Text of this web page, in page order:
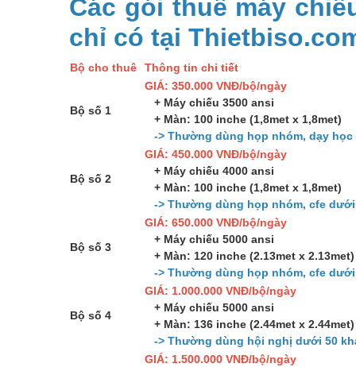
chỉ có tại
Bộ cho thuê Thông tin chi tiết
Bộ số 1
GIÁ: 350.000 VNĐ/bộ/ngày
+ Máy chiếu 3500 ansi
+ Màn: 100 inche (1,8met x 1,8met)
-> Thường dùng họp nhóm, dạy
Bộ số 2
GIÁ: 450.000 VNĐ/bộ/ngày
+ Máy chiếu 4000 ansi
+ Màn: 100 inche (1,8met x 1,8met)
-> Thường dùng họp nhóm, cfe
Bộ số 3
GIÁ: 650.000 VNĐ/bộ/ngày
+ Máy chiếu 5000 ansi
+ Màn: 120 inche (2.13met x 2.13met)
-> Thường dùng họp nhóm, cfe
Bộ số 4
GIÁ: 1.000.000 VNĐ/bộ/ngày
+ Máy chiếu 5000 ansi
+ Màn: 136 inche (2.44met x 2.44met)
-> Thường dùng hội nghị dưới 50
GIÁ: 1.500.000 VNĐ/bộ/ngày